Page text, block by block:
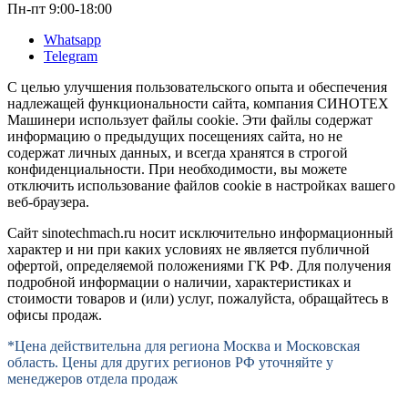
Пн-пт 9:00-18:00
Whatsapp
Telegram
С целью улучшения пользовательского опыта и обеспечения
надлежащей функциональности сайта, компания СИНОТЕХ
Машинери использует файлы cookie. Эти файлы содержат
информацию о предыдущих посещениях сайта, но не
содержат личных данных, и всегда хранятся в строгой
конфиденциальности. При необходимости, вы можете
отключить использование файлов cookie в настройках вашего
веб-браузера.
Сайт sinotechmach.ru носит исключительно информационный
характер и ни при каких условиях не является публичной
офертой, определяемой положениями ГК РФ. Для получения
подробной информации о наличии, характеристиках и
стоимости товаров и (или) услуг, пожалуйста, обращайтесь в
офисы продаж.
*Цена действительна для региона Москва и Московская
область. Цены для других регионов РФ уточняйте у
менеджеров отдела продаж